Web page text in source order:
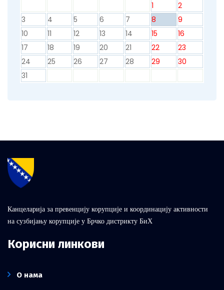
1
2
3
4 5 6 7 8
9
10
11 12 13 14 15
16
17
18 19 20 21 22
23
24
25 26 27 28 29
30
31
Канцеларија за превенцију корупције и координацију активности
на сузбијању корупције у Брчко дистрикту БиХ
Корисни линкови
О нама